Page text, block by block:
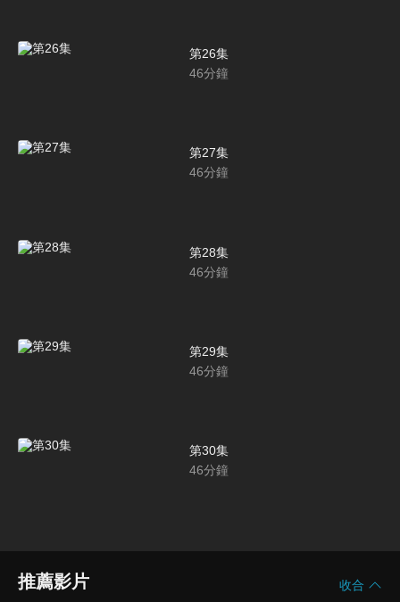
第26集
46分鐘
第27集
46分鐘
第28集
46分鐘
第29集
46分鐘
第30集
46分鐘
推薦影片 收合